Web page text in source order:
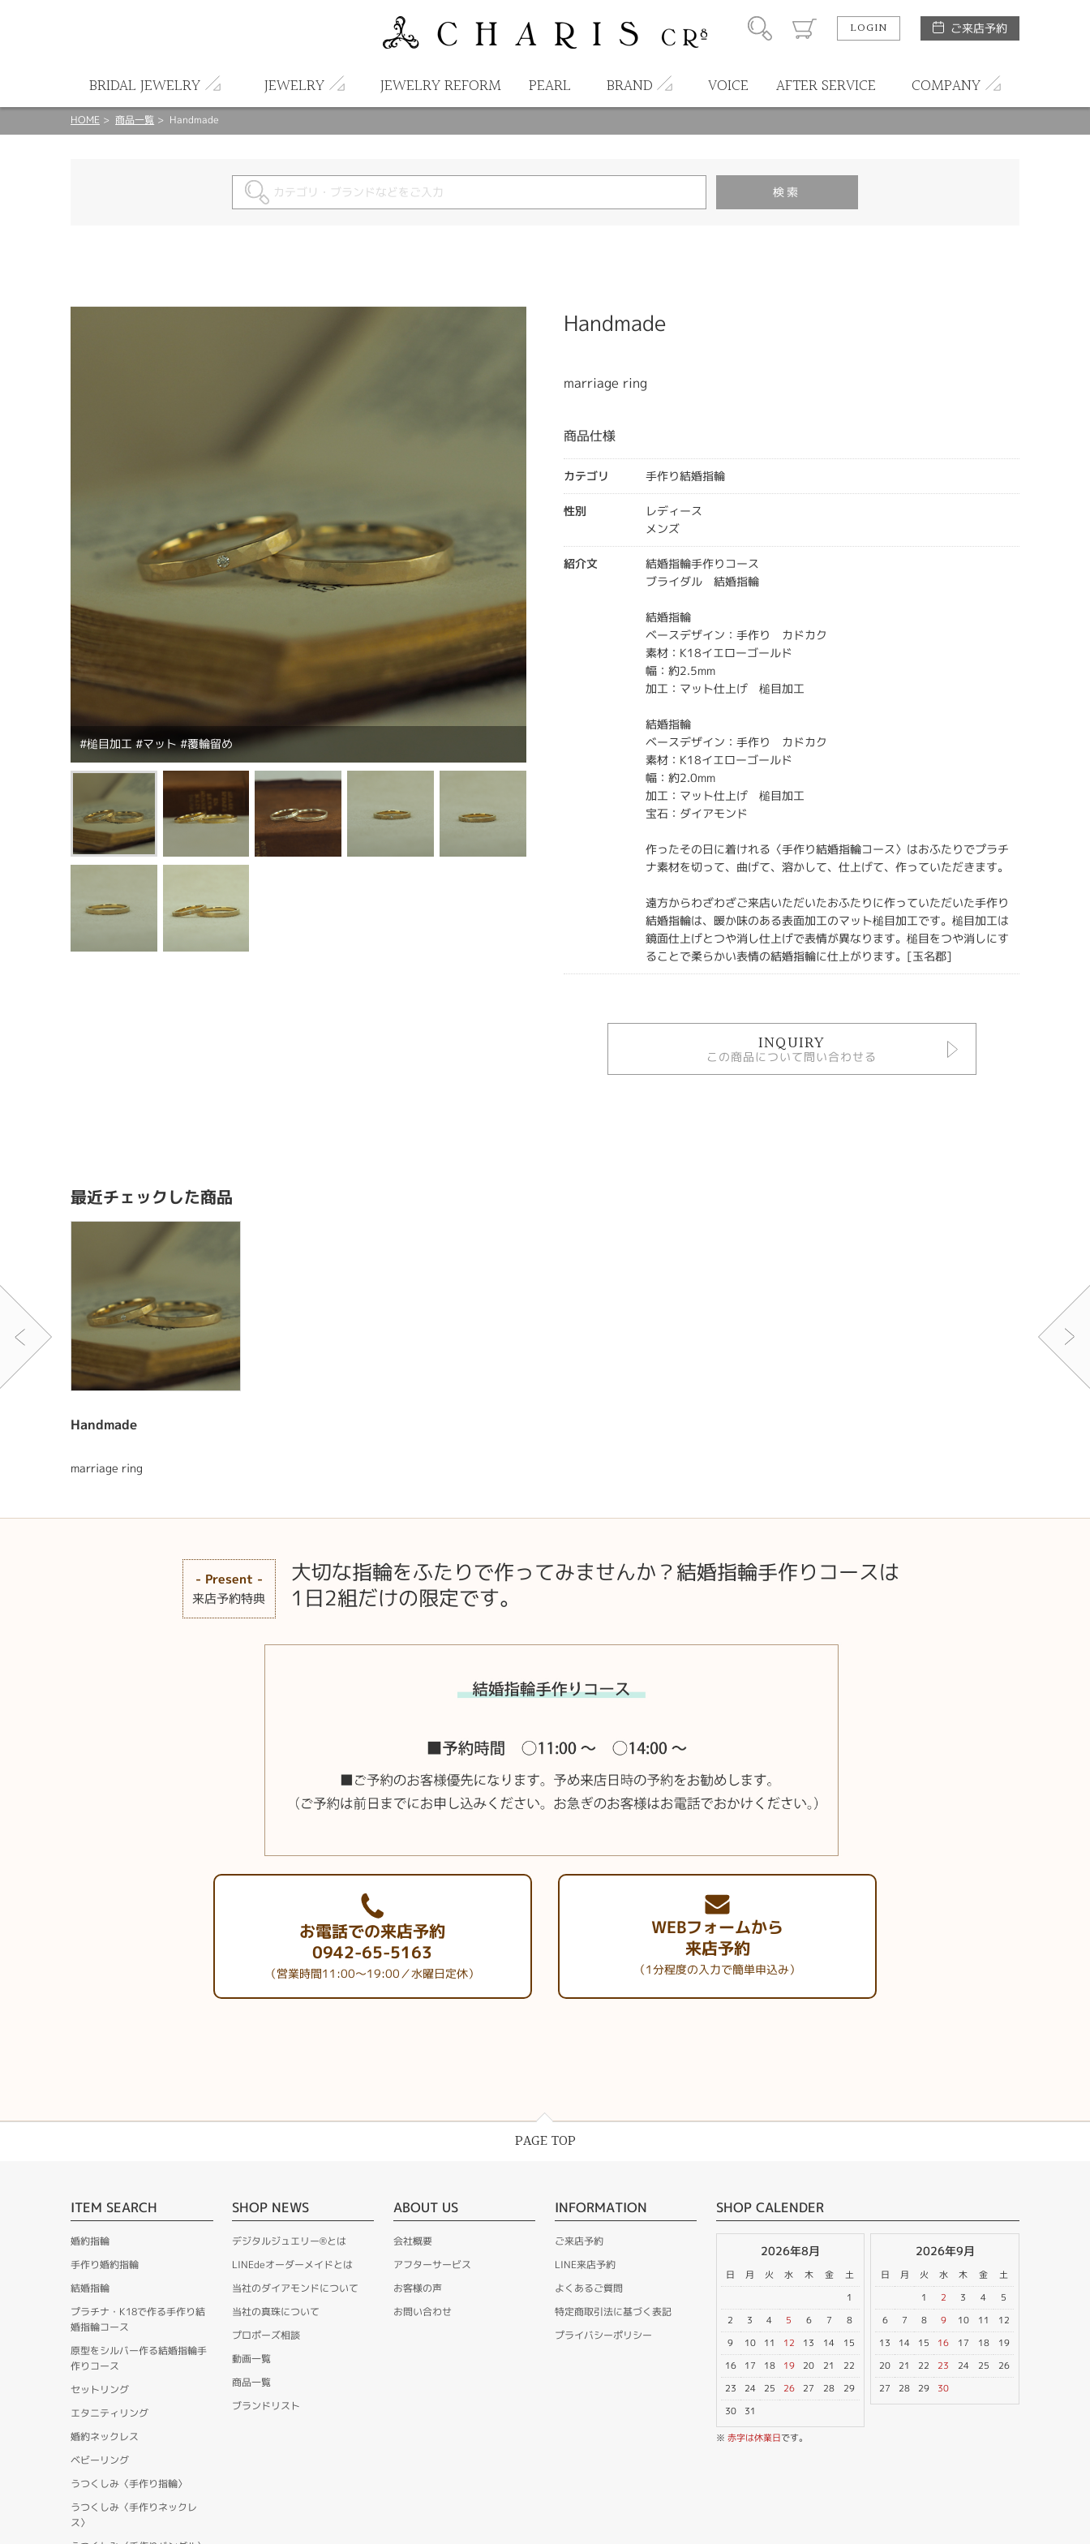
LOGIN ご来店予約
BRIDAL JEWELRY JEWELRY JEWELRY REFORM PEARL BRAND VOICE AFTER SERVICE COMPANY
HOME 商品一覧 Handmade
#槌目加工 #マット #覆輪留め
Handmade
marriage ring
商品仕様
カテゴリ 手作り結婚指輪
性別
レディース
メンズ
紹介文
結婚指輪手作りコース
ブライダル 結婚指輪
結婚指輪
ベースデザイン：手作り カドカク
素材：K18イエローゴールド
幅：約2.5mm
加工：マット仕上げ 槌目加工
結婚指輪
ベースデザイン：手作り カドカク
素材：K18イエローゴールド
幅：約2.0mm
加工：マット仕上げ 槌目加工
宝石：ダイアモンド
作ったその日に着けれる〈手作り結婚指輪コース〉はおふたりでプラチ
ナ素材を切って、曲げて、溶かして、仕上げて、作っていただきます。
遠方からわざわざご来店いただいたおふたりに作っていただいた手作り
結婚指輪は、暖か味のある表面加工のマット槌目加工です。槌目加工は
鏡面仕上げとつや消し仕上げで表情が異なります。槌目をつや消しにす
ることで柔らかい表情の結婚指輪に仕上がります。[玉名郡]
INQUIRY
この商品について問い合わせる
最近チェックした商品
Handmade
marriage ring
- Present -
来店予約特典
大切な指輪をふたりで作ってみませんか？結婚指輪手作りコースは
1日2組だけの限定です。
お電話での来店予約
0942-65-5163
（営業時間11:00～19:00／水曜日定休）
WEBフォームから
来店予約
（1分程度の入力で簡単申込み）
PAGE TOP
ITEM SEARCH
婚約指輪
手作り婚約指輪
結婚指輪
プラチナ・K18で作る手作り結
婚指輪コース
原型をシルバー作る結婚指輪手
作りコース
セットリング
エタニティリング
婚約ネックレス
ベビーリング
うつくしみ〈手作り指輪〉
うつくしみ〈手作りネックレ
ス〉
SHOP NEWS
デジタルジュエリー®とは
LINEdeオーダーメイドとは
当社のダイアモンドについて
当社の真珠について
プロポーズ相談
動画一覧
商品一覧
ブランドリスト
ABOUT US
会社概要
アフターサービス
お客様の声
お問い合わせ
INFORMATION
ご来店予約
LINE来店予約
よくあるご質問
特定商取引法に基づく表記
プライバシーポリシー
SHOP CALENDER
2026年8月
日 月 火 水 木 金
土
1
2
3 4 5 6 7
8
9
10 11 12 13 14
15
16
17 18 19 20 21
22
23
24 25 26 27 28
29
30
31
2026年9月
日 月 火 水 木 金
土
1
2 3 4
5
6
7 8 9 10 11
12
13
14 15 16 17 18
19
20
21 22 23 24 25
26
27
28 29 30
※ 赤字は休業日です。